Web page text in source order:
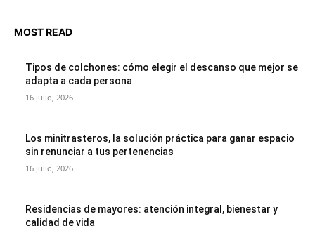
MOST READ
Tipos de colchones: cómo elegir el descanso que mejor se
adapta a cada persona
16 julio, 2026
Los minitrasteros, la solución práctica para ganar espacio
sin renunciar a tus pertenencias
16 julio, 2026
Residencias de mayores: atención integral, bienestar y
calidad de vida